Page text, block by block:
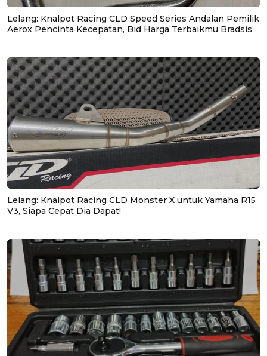
Lelang: Knalpot Racing CLD Speed Series Andalan Pemilik
Aerox Pencinta Kecepatan, Bid Harga Terbaikmu Bradsis
Lelang: Knalpot Racing CLD Monster X untuk Yamaha R15
V3, Siapa Cepat Dia Dapat!